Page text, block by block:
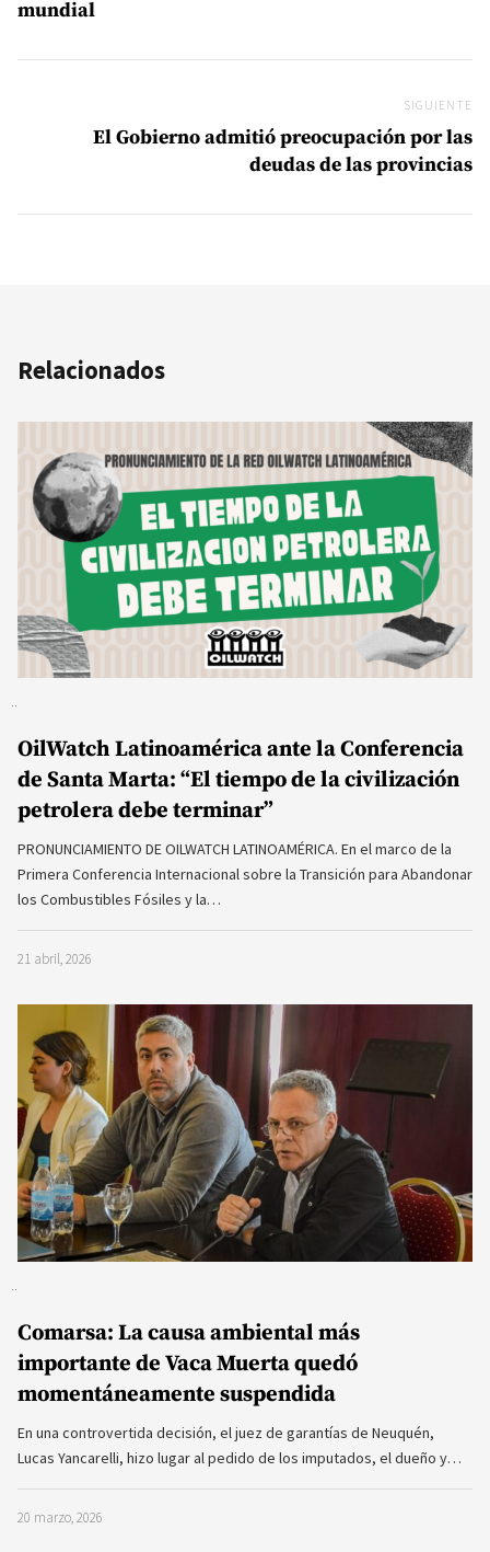
mundial
SIGUIENTE
El Gobierno admitió preocupación por las
deudas de las provincias
Relacionados
OilWatch Latinoamérica ante la Conferencia
de Santa Marta: “El tiempo de la civilización
petrolera debe terminar”
PRONUNCIAMIENTO DE OILWATCH LATINOAMÉRICA. En el marco de la
Primera Conferencia Internacional sobre la Transición para Abandonar
los Combustibles Fósiles y la…
21 abril, 2026
Comarsa: La causa ambiental más
importante de Vaca Muerta quedó
momentáneamente suspendida
En una controvertida decisión, el juez de garantías de Neuquén,
Lucas Yancarelli, hizo lugar al pedido de los imputados, el dueño y…
20 marzo, 2026